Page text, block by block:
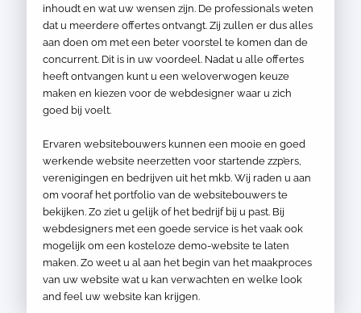
inhoudt en wat uw wensen zijn. De professionals weten
dat u meerdere offertes ontvangt. Zij zullen er dus alles
aan doen om met een beter voorstel te komen dan de
concurrent. Dit is in uw voordeel. Nadat u alle offertes
heeft ontvangen kunt u een weloverwogen keuze
maken en kiezen voor de webdesigner waar u zich
goed bij voelt.
Ervaren websitebouwers kunnen een mooie en goed
werkende website neerzetten voor startende zzp’ers,
verenigingen en bedrijven uit het mkb. Wij raden u aan
om vooraf het portfolio van de websitebouwers te
bekijken. Zo ziet u gelijk of het bedrijf bij u past. Bij
webdesigners met een goede service is het vaak ook
mogelijk om een kosteloze demo-website te laten
maken. Zo weet u al aan het begin van het maakproces
van uw website wat u kan verwachten en welke look
and feel uw website kan krijgen.